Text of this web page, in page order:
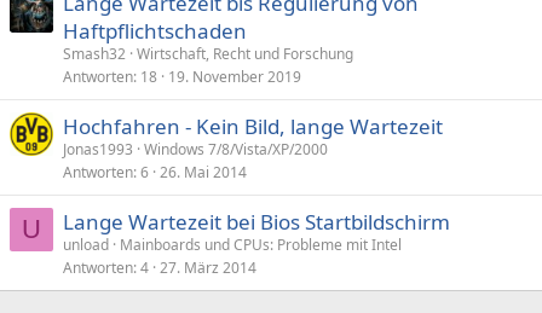
Haftpflichtschaden
Smash32 Wirtschaft, Recht und Forschung
Antworten 18 19. November 2019
Hochfahren - Kein Bild, lange Wartezeit
Jonas1993 Windows 7/8/Vista/XP/2000
Antworten 6 26. Mai 2014
U Lange Wartezeit bei Bios Startbildschirm
unload Mainboards und CPUs: Probleme mit Intel
Antworten 4 27. März 2014